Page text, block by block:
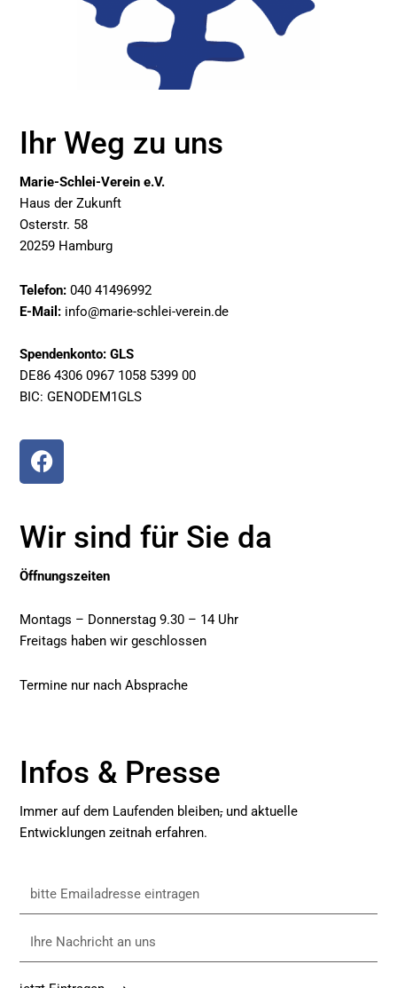
Ihr Weg zu uns
Marie-Schlei-Verein e.V.
Haus der Zukunft
Osterstr. 58
20259 Hamburg
Telefon: 040 41496992
E-Mail: info@marie-schlei-verein.de
Spendenkonto: GLS
DE86 4306 0967 1058 5399 00
BIC: GENODEM1GLS
F
a
b
o
Wir sind für Sie da
Öffnungszeiten
Montags – Donnerstag 9.30 – 14 Uhr
Freitags haben wir geschlossen
Termine nur nach Absprache
Infos & Presse
Immer auf dem Laufenden bleiben,und aktuelle
Entwicklungen zeitnah erfahren.
bitte
Ihre